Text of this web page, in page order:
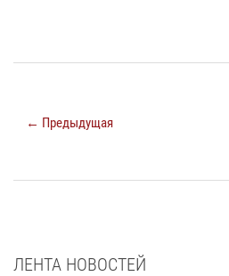
← Предыдущая
ЛЕНТА НОВОСТЕЙ